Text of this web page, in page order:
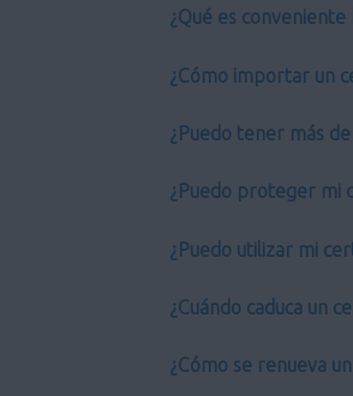
¿Qué es
¿Cómo importar un
¿Puedo tener más
¿Puedo proteger mi
¿Puedo utilizar mi
¿Cuándo caduca un
¿Cómo se renueva